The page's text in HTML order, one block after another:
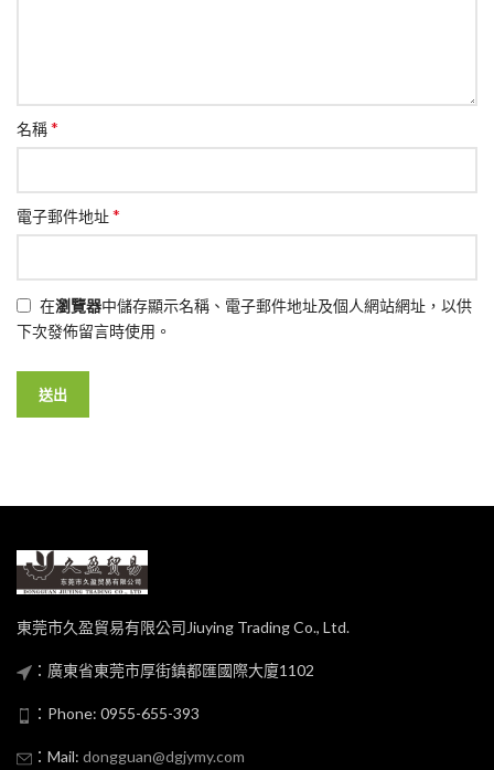
名稱*
電子郵件地址*
在瀏覽器中儲存顯示名稱、電子郵件地址及個人網站網址，以供
下次發佈留言時使用。
東莞市久盈貿易有限公司Jiuying Trading Co., Ltd.
：廣東省東莞市厚街鎮都匯國際大廈1102
：Phone: 0955-655-393
：Mail: dongguan@dgjymy.com